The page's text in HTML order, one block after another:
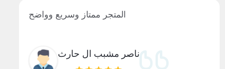
المتجر ممتاز وسريع وواضح
ناصر مشبب ال حارث